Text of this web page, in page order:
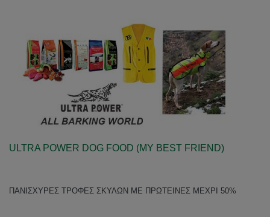
ULTRA POWER DOG FOOD (MY BEST FRIEND)
ΠΑΝΙΣΧΥΡΕΣ ΤΡΟΦΕΣ ΣΚΥΛΩΝ ΜΕ ΠΡΩΤΕΙΝΕΣ ΜΕΧΡΙ 50%